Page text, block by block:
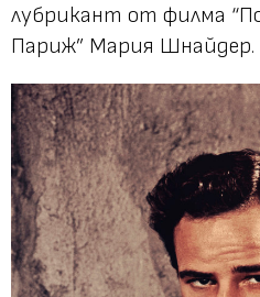
лубрикант от филма
Париж” Мария Шнайдер.